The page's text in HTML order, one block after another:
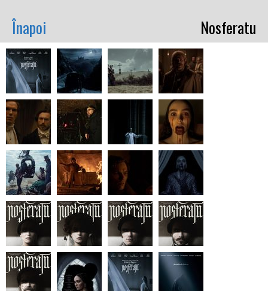
Nosferatu
Înapoi